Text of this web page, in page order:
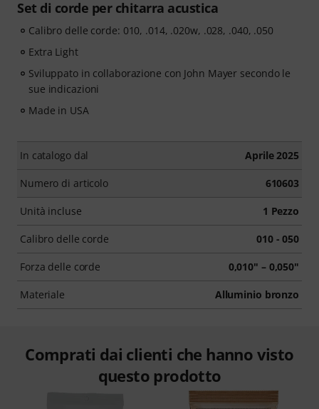
Set di corde per chitarra acustica
Calibro delle corde: 010, .014, .020w, .028, .040, .050
Extra Light
Sviluppato in collaborazione con John Mayer secondo le
sue indicazioni
Made in USA
In catalogo dal Aprile 2025
Numero di articolo 610603
Unità incluse 1 Pezzo
Calibro delle corde 010 - 050
Forza delle corde 0,010" – 0,050"
Materiale Alluminio bronzo
Comprati dai clienti che hanno visto
questo prodotto